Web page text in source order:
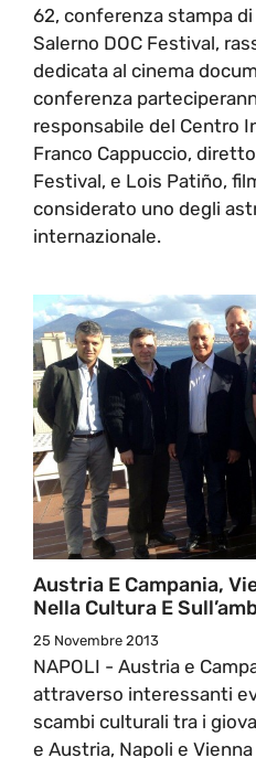
62, conferenza stampa
Salerno DOC Festival,
dedicata al cinema
conferenza
responsabile del Centro
Franco Cappuccio,
Festival, e Lois Patiño,
considerato uno degli
internazionale.
Austria E Campania,
Nella Cultura E
25 Novembre 2013
NAPOLI - Austria e
attraverso interessanti
scambi culturali tra i
e Austria, Napoli e